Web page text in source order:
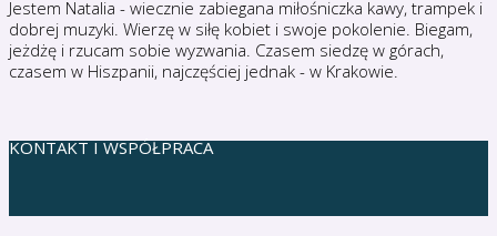
Jestem Natalia - wiecznie zabiegana miłośniczka kawy, trampek i
dobrej muzyki. Wierzę w siłę kobiet i swoje pokolenie. Biegam,
jeżdżę i rzucam sobie wyzwania. Czasem siedzę w górach,
czasem w Hiszpanii, najczęściej jednak - w Krakowie.
KONTAKT I WSPÓŁPRACA